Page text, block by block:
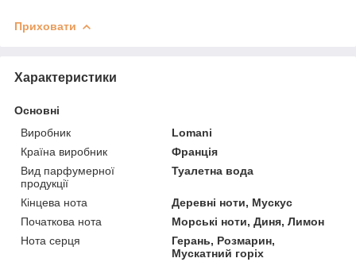
Приховати
Характеристики
Основні
Виробник
Lomani
Країна виробник
Франція
Вид парфумерної
продукції
Туалетна вода
Кінцева нота
Деревні ноти, Мускус
Початкова нота
Морські ноти, Диня, Лимон
Нота серця
Герань, Розмарин,
Мускатний горіх